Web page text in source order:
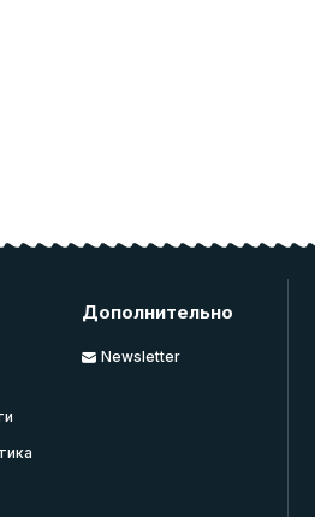
Дополнительно
Newsletter